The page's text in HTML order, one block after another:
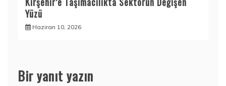
Yüzü
Haziran 10, 2026
Bir yanıt yazın